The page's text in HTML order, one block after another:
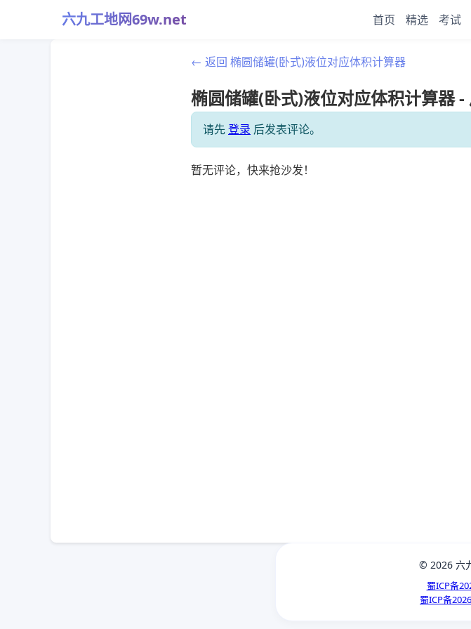
六九工地网69w.net 首页 精选 考试
← 返回 椭圆储罐(卧式)液位对应体积计算器
椭圆储罐(卧式)液位对应体积计算器 -
请先登录 后发表评论。
暂无评论，快来抢沙发！
© 2026 六
蜀ICP备
蜀ICP备